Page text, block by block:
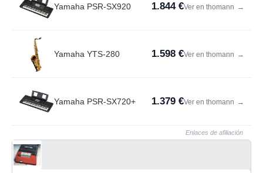
Yamaha PSR-SX920 1.844 €Ver en thomann →
Yamaha YTS-280 1.598 €Ver en thomann →
Yamaha PSR-SX720+ 1.379 €Ver en thomann →
Enlaces de afiliación